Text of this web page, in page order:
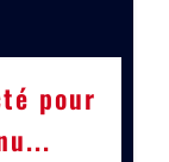
pour